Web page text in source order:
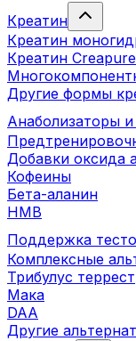
Креатин
Креатин
Креатин
Другие формы
Анаболизаторы
Добавки оксида
Кофеины
Бета-аланин
HMB
Поддержка
Комплексные
Трибулус
Мака
DAA
Другие